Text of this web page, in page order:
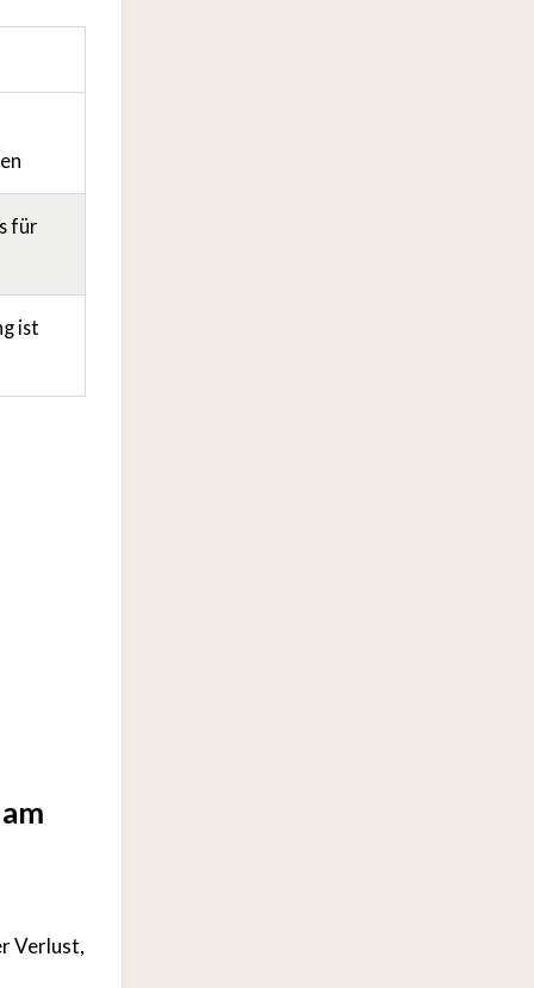
für
ist
Verlust,